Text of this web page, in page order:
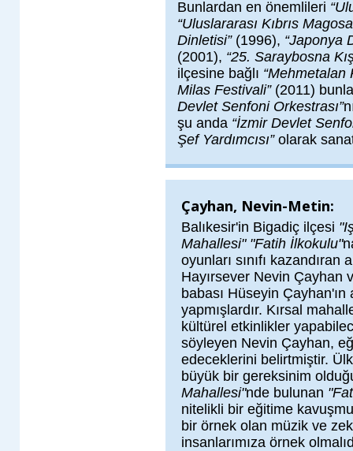
Bunlardan en önemlileri
“Uluslararası Kıbrıs
Dinletisi”(1996), “Japonya
(2001), “25. Saraybosna
ilçesine bağlı “Mehmetalan
Milas Festivali”(2011)
Devlet Senfoni Orkestrası”
şu anda “İzmir Devlet
Şef Yardımcısı”olarak
Çayhan, Nevin-Metin:
Balıkesir'in Bigadiç ilçesi
Mahallesi" "Fatih İlkokulu"
oyunları sınıfı kazandıran
Hayırsever Nevin Çayhan
babası Hüseyin Çayhan'ın
yapmışlardır. Kırsal
kültürel etkinlikler
söyleyen Nevin Çayhan,
edeceklerini belirtmiştir.
büyük bir gereksinim
Mahallesi"nde bulunan
nitelikli bir eğitime
bir örnek olan müzik ve
insanlarımıza örnek